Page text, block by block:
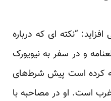
“نکته ای که درباره
و در سفر به نیویورک
کرده است پیش شرط‌های
غرب است. او در مصاحبه با